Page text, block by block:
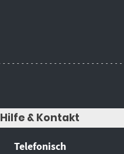
Hilfe & Kontakt
Telefonisch